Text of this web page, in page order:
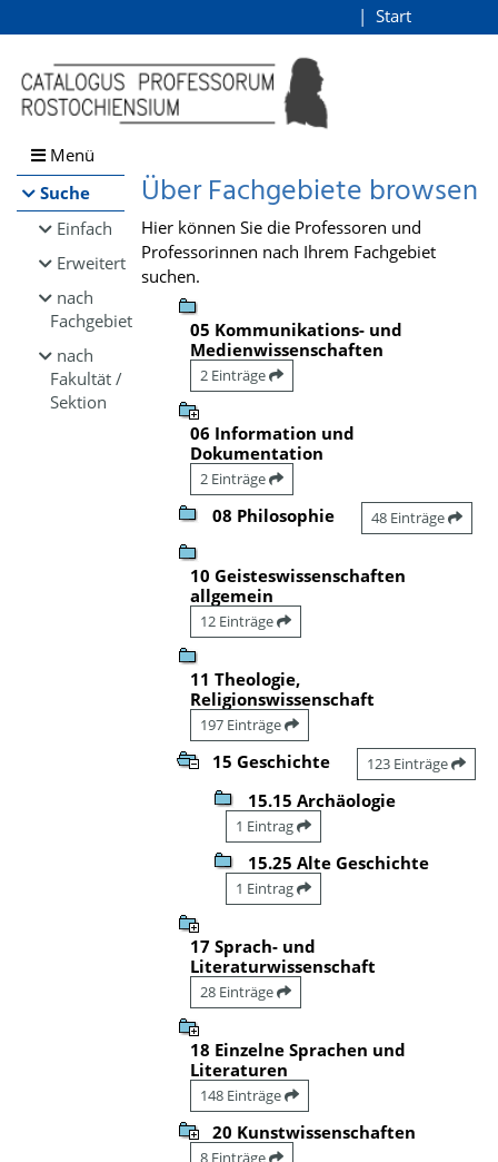
Browsen
direkt zum Inhalt
Start
Menü
Suche
Einfach
Erweitert
nach
Fachgebiet
nach
Fakultät /
Sektion
Über Fachgebiete browsen
Hier können Sie die Professoren und
Professorinnen nach Ihrem Fachgebiet
suchen.
05 Kommunikations- und
Medienwissenschaften
2 Einträge
06 Information und
Dokumentation
2 Einträge
08 Philosophie 48 Einträge
10 Geisteswissenschaften
allgemein
12 Einträge
11 Theologie,
Religionswissenschaft
197 Einträge
15 Geschichte 123 Einträge
15.15 Archäologie
1 Eintrag
15.25 Alte Geschichte
1 Eintrag
17 Sprach- und
Literaturwissenschaft
28 Einträge
18 Einzelne Sprachen und
Literaturen
148 Einträge
20 Kunstwissenschaften
8 Einträge